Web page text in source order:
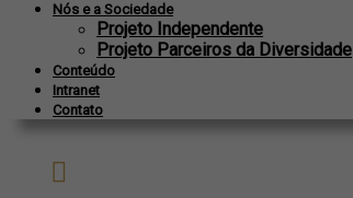
Nós e a Sociedade
Projeto Independente
Projeto Parceiros da Diversidade
Conteúdo
Intranet
Contato